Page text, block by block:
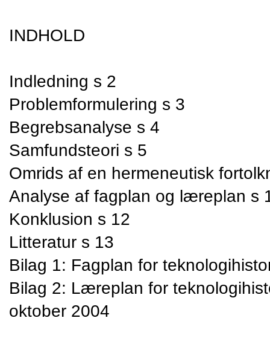
INDHOLD
Indledning s 2
Problemformulering s 3
Begrebsanalyse s 4
Samfundsteori s 5
Omrids af en hermeneutisk
Analyse af fagplan og læreplan s
Konklusion s 12
Litteratur s 13
Bilag 1: Fagplan for
Bilag 2: Læreplan for
oktober 2004